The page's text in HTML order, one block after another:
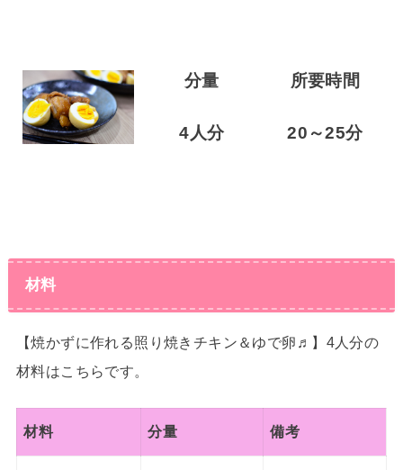
分量
4人分
所要時間
20～25分
材料
【焼かずに作れる照り焼きチキン＆ゆで卵♬】4人分の
材料はこちらです。
材料 分量 備考